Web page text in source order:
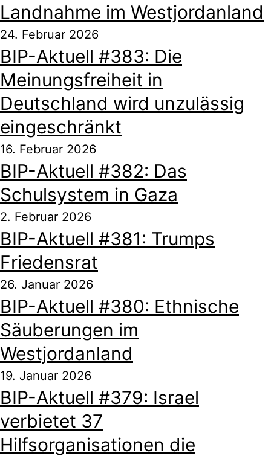
Landnahme im Westjordanland
24. Februar 2026
BIP-Aktuell #383: Die
Meinungsfreiheit in
Deutschland wird unzulässig
eingeschränkt
16. Februar 2026
BIP-Aktuell #382: Das
Schulsystem in Gaza
2. Februar 2026
BIP-Aktuell #381: Trumps
Friedensrat
26. Januar 2026
BIP-Aktuell #380: Ethnische
Säuberungen im
Westjordanland
19. Januar 2026
BIP-Aktuell #379: Israel
verbietet 37
Hilfsorganisationen die